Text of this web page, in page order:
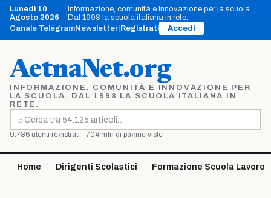
Vai
contenuto
Lunedì 10
Agosto 2026
Informazione, comunità e innovazione per la scuola.
Dal 1998 la scuola italiana in rete.
Canale TelegramNewsletter Registrati Accedi
AetnaNet.org
INFORMAZIONE, COMUNITÀ E INNOVAZIONE PER
LA SCUOLA. DAL 1998 LA SCUOLA ITALIANA IN
RETE.
⌕
Cerca
9.786 utenti registrati · 704 mln di pagine viste
Home Dirigenti Scolastici Formazione Scuola Lavoro